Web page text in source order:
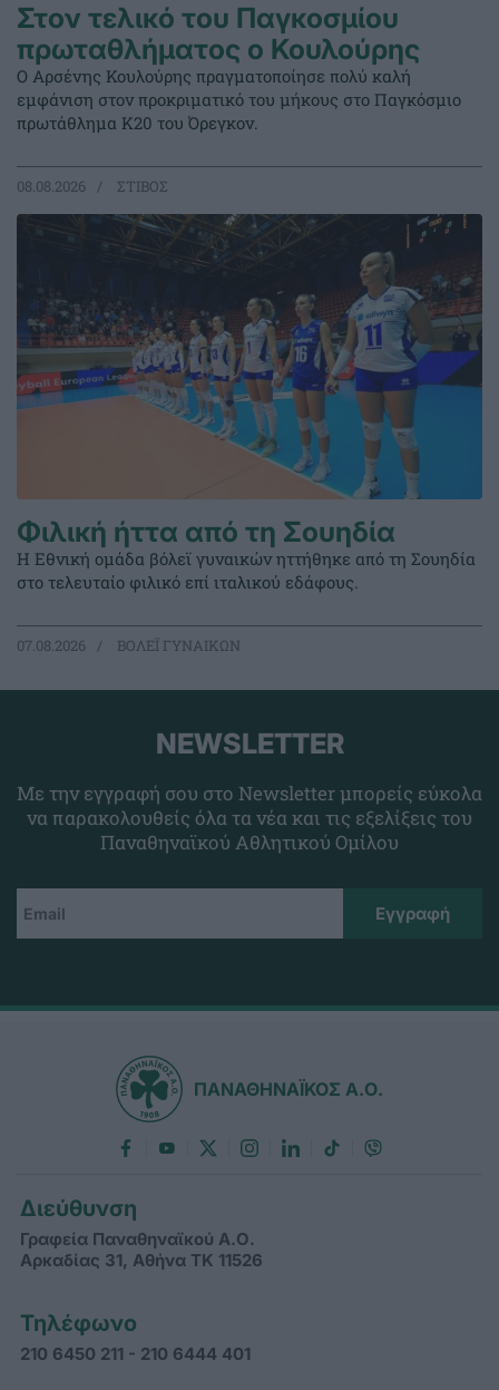
Στον τελικό του Παγκοσμίου
πρωταθλήματος ο Κουλούρης
Ο Αρσένης Κουλούρης πραγματοποίησε πολύ καλή
εμφάνιση στον προκριματικό του μήκους στο Παγκόσμιο
πρωτάθλημα Κ20 του Όρεγκον.
08.08.2026 ΣΤΙΒΟΣ
Φιλική ήττα από τη Σουηδία
Η Εθνική ομάδα βόλεϊ γυναικών ηττήθηκε από τη Σουηδία
στο τελευταίο φιλικό επί ιταλικού εδάφους.
07.08.2026 ΒΟΛΕΪ ΓΥΝΑΙΚΩΝ
NEWSLETTER
Με την εγγραφή σου στο Newsletter μπορείς εύκολα
να παρακολουθείς όλα τα νέα και τις εξελίξεις του
Παναθηναϊκού Αθλητικού Ομίλου
ΠΑΝΑΘΗΝΑΪΚΟΣ Α.Ο.
Διεύθυνση
Γραφεία Παναθηναϊκού Α.Ο.
Αρκαδίας 31, Αθήνα ΤΚ 11526
Τηλέφωνο
210 6450 211 - 210 6444 401